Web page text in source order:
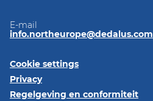
E-mail
info.northeurope@dedalus.com
Cookie settings
Privacy
Regelgeving en conformiteit